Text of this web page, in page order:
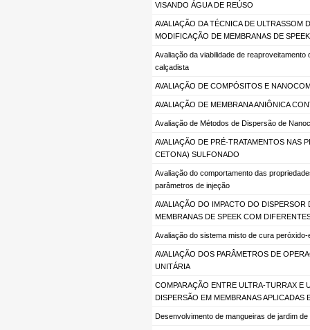
VISANDO ÁGUA DE REÚSO
AVALIAÇÃO DA TÉCNICA DE ULTRASSOM
MODIFICAÇÃO DE MEMBRANAS DE SPEEK
Avaliação da viabilidade de
calçadista
AVALIAÇÃO DE COMPÓSITOS E
AVALIAÇÃO DE MEMBRANA ANIÔNICA
Avaliação de Métodos de Dispersão de
AVALIAÇÃO DE PRÉ-TRATAMENTOS NAS
CETONA) SULFONADO
Avaliação do comportamento das
parâmetros de injeção
AVALIAÇÃO DO IMPACTO DO
MEMBRANAS DE SPEEK COM
Avaliação do sistema misto de cura
AVALIAÇÃO DOS PARÂMETROS DE
UNITÁRIA
COMPARAÇÃO ENTRE ULTRA-TURRAX E
DISPERSÃO EM MEMBRANAS APLICADAS
Desenvolvimento de mangueiras de jardim